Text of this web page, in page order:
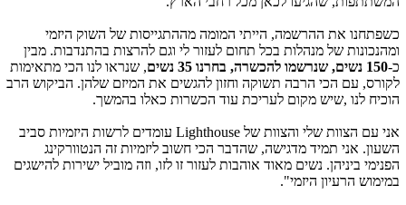
כשפתחנו את ההרשמה, הייתי המומה מההתגייסות של השוק היזמי
ומהנכונות של מנהלות בכל תחום לעזור לי וגם להרצות בהתנדבות. מבין
כ-150 נשים, שנרשמו להכשרה, בחרנו 35 נשים , שנראו לנו הכי מתאימות
לקורס, עם הכי הרבה תשוקה וחזון להגשים את המיזם שלהן. הביקוש הרב
הוכיח לנו ,שיש מקום לעריכת עוד הכשרות כאלו בהמשך.
אני עם הצוות שלי והצוות של Lighthouse עומדים לרשות היזמיות סביב
השעון. אני תמיד מדגישה, שהדבר הכי חשוב ליזמיות זה הנטוורקינג
הפנימי ביניהן. נשים מאוד אוהבות לעזור זו לזו, וזה מוביל ישירות להישגים
במימוש הרעיון היזמי".